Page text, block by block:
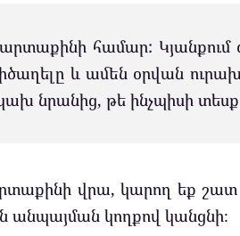
արտաքինի համար:
և ամեն օրվան
նրանից, թե ինչպիսի տեսք
վրա, կարող եք
անպայման կողքով կանցնի։